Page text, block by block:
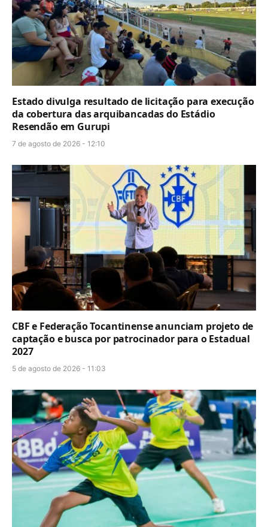
Estado divulga resultado de licitação para execução
da cobertura das arquibancadas do Estádio
Resendão em Gurupi
7 de agosto de 2026 - 12:10
CBF e Federação Tocantinense anunciam projeto de
captação e busca por patrocinador para o Estadual
2027
5 de agosto de 2026 - 11:03